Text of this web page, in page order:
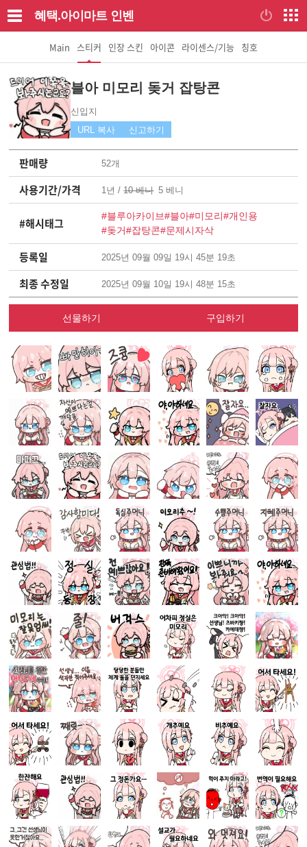
혜택.아이마트 인벤
Main 스티커 인장 스킨 아이콘 라이센스/기능 칭호
블아 미모리 돚거 잡탕콘
신입지
URL 복사
신고하기
판매량 52개
사용기간/가격 1년 /10 베니 5 베니
#해시태그 #블루아카이브#블아#미모리#개인용
#돚거#잡탕콘#문제시자삭
등록일 2025년 09월 09일 19시 45분 19초
최종 수정일 2025년 09월 10일 19시 48분 15초
선물하기 구입하기